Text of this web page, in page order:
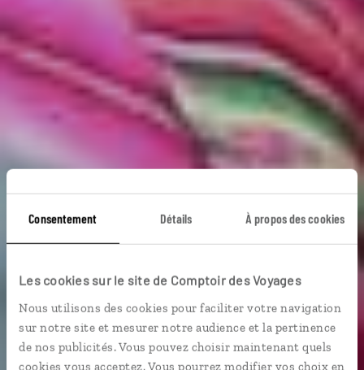
Consentement Détails À propos des cookies
Les cookies sur le site de Comptoir des Voyages
Nous utilisons des cookies pour faciliter votre navigation
sur notre site et mesurer notre audience et la pertinence
de nos publicités. Vous pouvez choisir maintenant quels
cookies vous acceptez. Vous pourrez modifier vos choix en
Voyage & handicap